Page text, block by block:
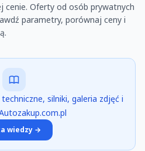
cenie. Oferty od osób prywatnych
parametry, porównaj ceny i
silniki, galeria zdjęć i
wiedzy →